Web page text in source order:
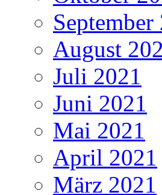
September
August
Juli 2021
Juni 2021
Mai 2021
April 2021
März 2021